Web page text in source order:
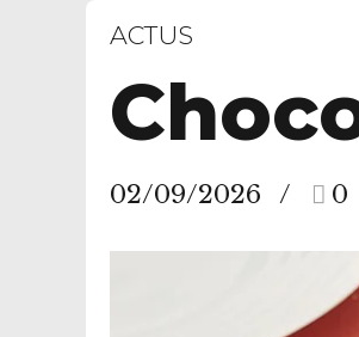
ACTUS
02/09/2026 0